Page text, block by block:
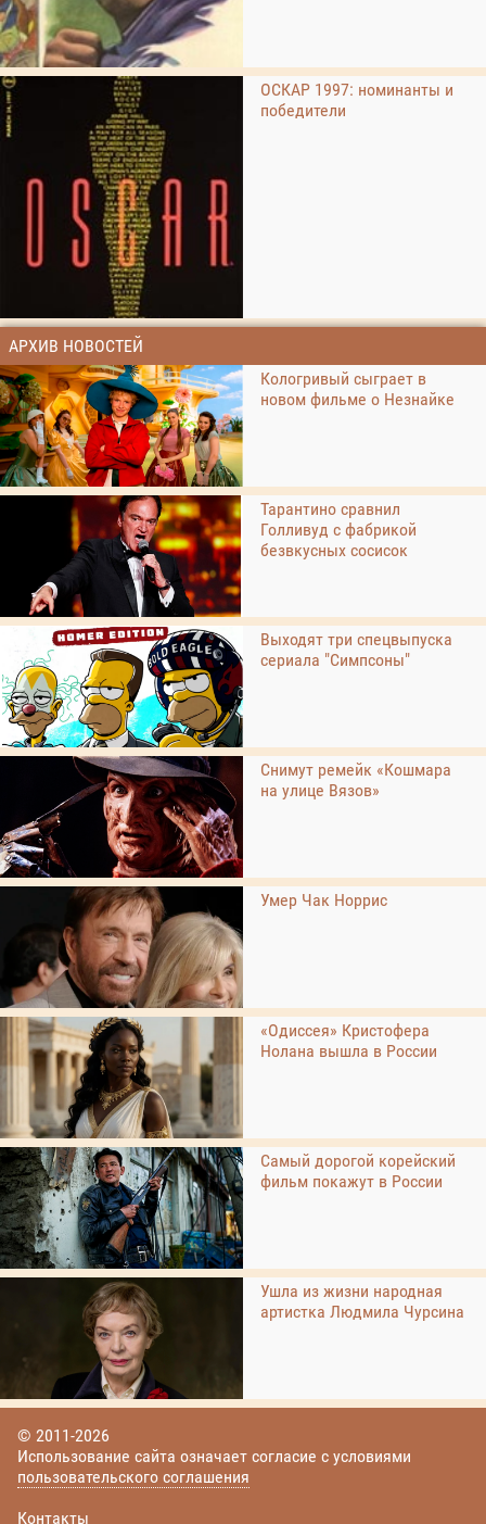
ОСКАР 1997: номинанты и
победители
АРХИВ НОВОСТЕЙ
Кологривый сыграет в
новом фильме о Незнайке
Тарантино сравнил
Голливуд с фабрикой
безвкусных сосисок
Выходят три спецвыпуска
сериала "Симпсоны"
Снимут ремейк «Кошмара
на улице Вязов»
Умер Чак Норрис
«Одиссея» Кристофера
Нолана вышла в России
Самый дорогой корейский
фильм покажут в России
Ушла из жизни народная
артистка Людмила Чурсина
© 2011-2026
Использование сайта означает согласие с условиями
пользовательского соглашения
Контакты